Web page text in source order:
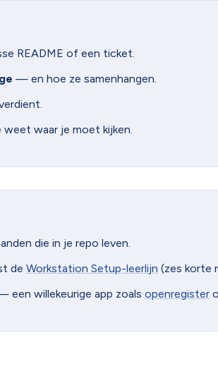
README of een ticket.
— en hoe ze samenhangen.
waar je moet kijken.
die in je repo leven.
de Workstation Setup-leerlijn (zes korte
een willekeurige app zoals openregister